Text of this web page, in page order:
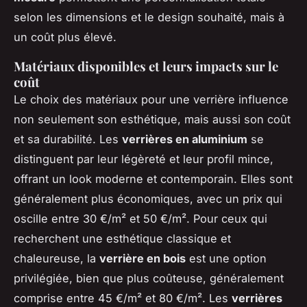
selon les dimensions et le design souhaité, mais à
un coût plus élevé.
Matériaux disponibles et leurs impacts sur le
coût
Le choix des matériaux pour une verrière influence
non seulement son esthétique, mais aussi son coût
et sa durabilité. Les verrières en aluminium se
distinguent par leur légèreté et leur profil mince,
offrant un look moderne et contemporain. Elles sont
généralement plus économiques, avec un prix qui
oscille entre 30 €/m² et 50 €/m². Pour ceux qui
recherchent une esthétique classique et
chaleureuse, la verrière en bois est une option
privilégiée, bien que plus coûteuse, généralement
comprise entre 45 €/m² et 80 €/m². Les verrières